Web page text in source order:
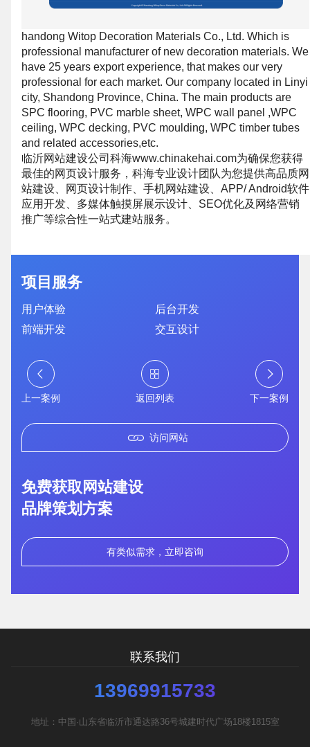
handong Witop Decoration Materials Co., Ltd. Which is
professional manufacturer of new decoration materials. We
have 25 years export experience, that makes our very
professional for each market. Our company located in Linyi
city, Shandong Province, China. The main products are
SPC flooring, PVC marble sheet, WPC wall panel ,WPC
ceiling, WPC decking, PVC moulding, WPC timber tubes
and related accessories,etc.
临沂网站建设公司科海www.chinakehai.com为确保您获得
最佳的网页设计服务，科海专业设计团队为您提供高品质网
站建设、网页设计制作、手机网站建设、APP/ Android软件
应用开发、多媒体触摸屏展示设计、SEO优化及网络营销
推广等综合性一站式建站服务。
项目服务
用户体验
后台开发
前端开发
交互设计
上一案例 返回列表 下一案例
访问网站
免费获取网站建设
品牌策划方案
有类似需求，立即咨询
联系我们
13969915733
地址：中国·山东省临沂市通达路36号城建时代广场18楼1815室